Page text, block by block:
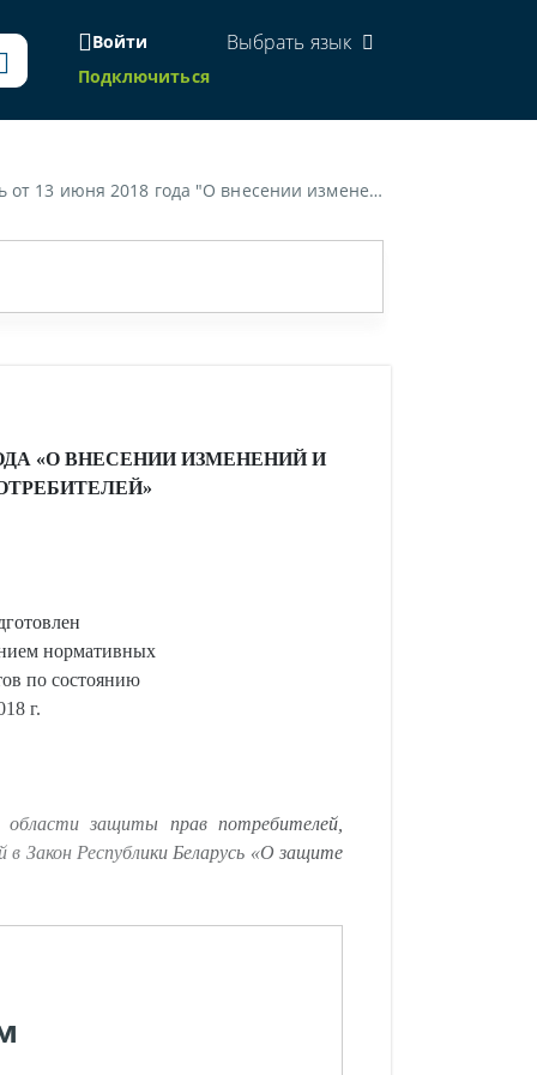
Войти
Подключиться
Выбрать язык
в Закон Республики Беларусь "О защите прав потребителей"»
«О ВНЕСЕНИИ ИЗМЕНЕНИЙ И
нормативных
по состоянию
г.
области защиты прав потребителей,
в Закон Республики Беларусь «О защите